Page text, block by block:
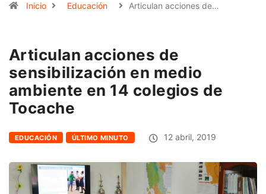
Inicio Educación Articulan acciones de…
Articulan acciones de
sensibilización en medio
ambiente en 14 colegios de
Tocache
EDUCACIÓN ÚLTIMO MINUTO 12 abril, 2019